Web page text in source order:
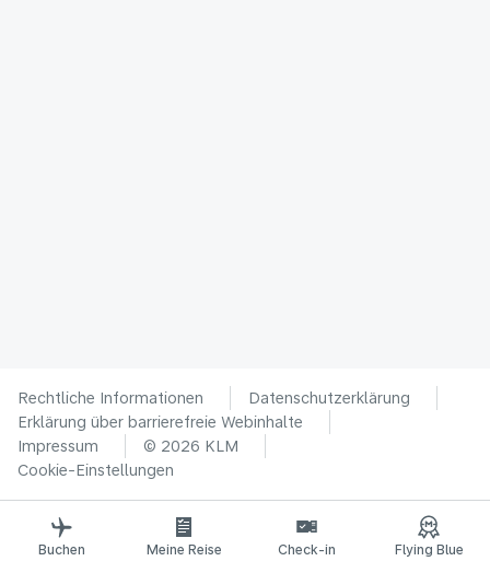
Rechtliche Informationen
Datenschutzerklärung
Erklärung über barrierefreie Webinhalte
Impressum
© 2026 KLM
Cookie-Einstellungen
Buchen Meine Reise Check-in Flying Blue